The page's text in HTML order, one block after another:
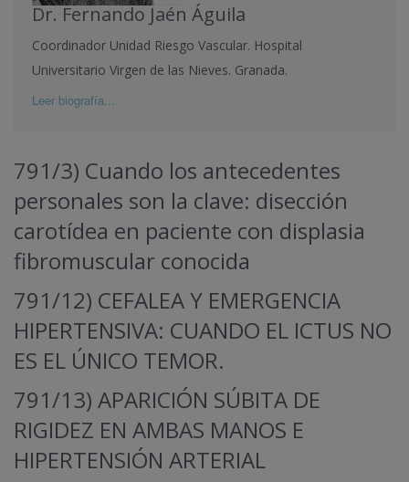
Dr. Fernando Jaén Águila
Coordinador Unidad Riesgo Vascular. Hospital
Universitario Virgen de las Nieves. Granada.
Leer biografía...
791/3) Cuando los antecedentes
personales son la clave: disección
carotídea en paciente con displasia
fibromuscular conocida
791/12) CEFALEA Y EMERGENCIA
HIPERTENSIVA: CUANDO EL ICTUS NO
ES EL ÚNICO TEMOR.
791/13) APARICIÓN SÚBITA DE
RIGIDEZ EN AMBAS MANOS E
HIPERTENSIÓN ARTERIAL